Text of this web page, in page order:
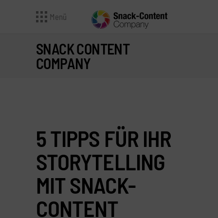
Menü
SNACK CONTENT
COMPANY
5 TIPPS FÜR IHR
STORYTELLING
MIT SNACK-
CONTENT